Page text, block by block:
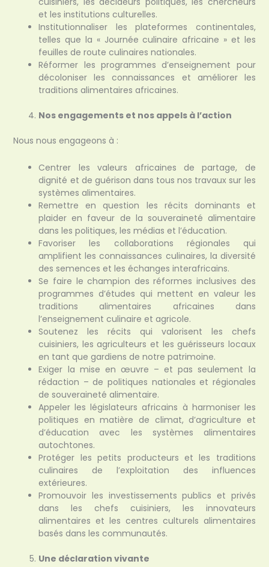
et les institutions culturelles.
Institutionnaliser les plateformes continentales,
telles que la « Journée culinaire africaine » et les
feuilles de route culinaires nationales.
Réformer les programmes d’enseignement pour
décoloniser les connaissances et améliorer les
traditions alimentaires africaines.
Nos engagements et nos appels à l’action
Nous nous engageons à :
Centrer les valeurs africaines de partage, de
dignité et de guérison dans tous nos travaux sur les
systèmes alimentaires.
Remettre en question les récits dominants et
plaider en faveur de la souveraineté alimentaire
dans les politiques, les médias et l’éducation.
Favoriser les collaborations régionales qui
amplifient les connaissances culinaires, la diversité
des semences et les échanges interafricains.
Se faire le champion des réformes inclusives des
programmes d’études qui mettent en valeur les
traditions alimentaires africaines dans
l’enseignement culinaire et agricole.
Soutenez les récits qui valorisent les chefs
cuisiniers, les agriculteurs et les guérisseurs locaux
en tant que gardiens de notre patrimoine.
Exiger la mise en œuvre – et pas seulement la
rédaction – de politiques nationales et régionales
de souveraineté alimentaire.
Appeler les législateurs africains à harmoniser les
politiques en matière de climat, d’agriculture et
d’éducation avec les systèmes alimentaires
autochtones.
Protéger les petits producteurs et les traditions
culinaires de l’exploitation des influences
extérieures.
Promouvoir les investissements publics et privés
dans les chefs cuisiniers, les innovateurs
alimentaires et les centres culturels alimentaires
basés dans les communautés.
Une déclaration vivante